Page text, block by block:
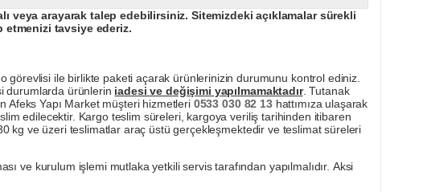
veya arayarak talep edebilirsiniz. Sitemizdeki açıklamalar sürekli
etmenizi tavsiye ederiz.
ile birlikte paketi açarak ürünlerinizin durumunu kontrol ediniz.
durumlarda ürünlerin iadesi ve değişimi yapılmamaktadır. Tutanak
Afeks Yapı Market müşteri hizmetleri 0533 030 82 13hattımıza ulaşarak
edilecektir. Kargo teslim süreleri, kargoya veriliş tarihinden itibaren
kg ve üzeri teslimatlar araç üstü gerçekleşmektedir ve teslimat süreleri
ve kurulum işlemi mutlaka yetkili servis tarafından yapılmalıdır. Aksi